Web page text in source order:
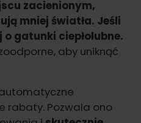
zacienionym,
mniej światła. Jeśli
o gatunki ciepłolubne.
aby uniknąć
rabaty. Pozwala ono